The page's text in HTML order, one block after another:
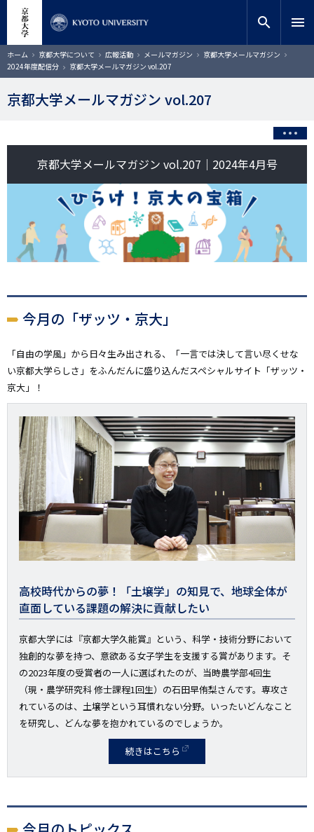
コ
ン
テ
ツ
動
サイト内検索
検索
search menu
ホーム 京都大学について 広報活動 メールマガジン
京都大学メールマガジン
2024年度配信分
京都大学メールマガジン vol.207
京都大学メールマガジン vol.207
京都大学メールマガジン vol.207｜2024年4月号
今月の「ザッツ・京大」
「自由の学風」から日々生み出される、「一言では決して言い尽くせな
い京都大学らしさ」をふんだんに盛り込んだスペシャルサイト「ザッツ・
京大」！
高校時代からの夢！「土壌学」の知見で、地球全体が
直面している課題の解決に貢献したい
京都大学には『京都大学久能賞』という、科学・技術分野において
独創的な夢を持つ、意欲ある女子学生を支援する賞があります。そ
の2023年度の受賞者の一人に選ばれたのが、当時農学部4回生
（現・農学研究科 修士課程1回生）の石田早侑梨さんです。専攻さ
れているのは、土壌学という耳慣れない分野。いったいどんなこと
を研究し、どんな夢を抱かれているのでしょうか。
続きはこちら